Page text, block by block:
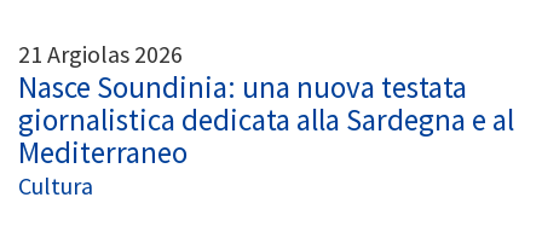
21 Argiolas 2026
Nasce Soundinia: una nuova testata
giornalistica dedicata alla Sardegna e al
Mediterraneo
Cultura